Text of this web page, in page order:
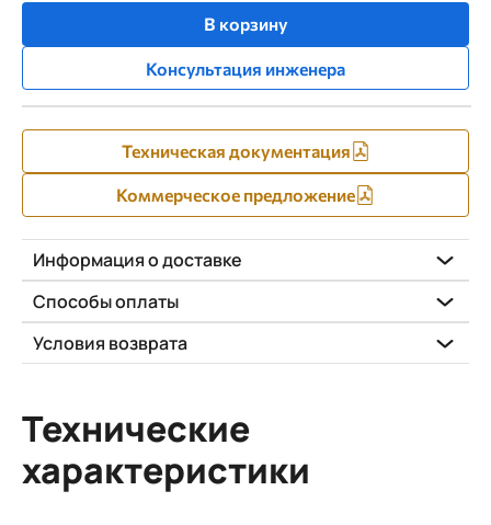
В корзину
Консультация инженера
Техническая документация
Коммерческое предложение
Информация о доставке
Способы оплаты
Условия возврата
Технические
характеристики